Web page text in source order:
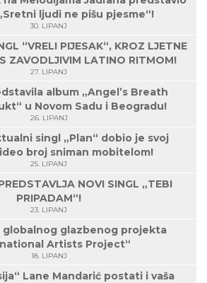
ljudi ne pišu pjesme“!
30. LIPANJ
“VRELI PIJESAK“, KROZ LJETNE
ZAVODLJIVIM LATINO RITMOM!
27. LIPANJ
album „Angel’s Breath
u Novom Sadu i Beogradu!
26. LIPANJ
singl „Plan“ dobio je svoj
broj sniman mobitelom!
25. LIPANJ
NOVI SINGL „TEBI
PRIPADAM“!
23. LIPANJ
globalnog glazbenog projekta
Artists Project“
18. LIPANJ
Lane Mandarić postati i vaša